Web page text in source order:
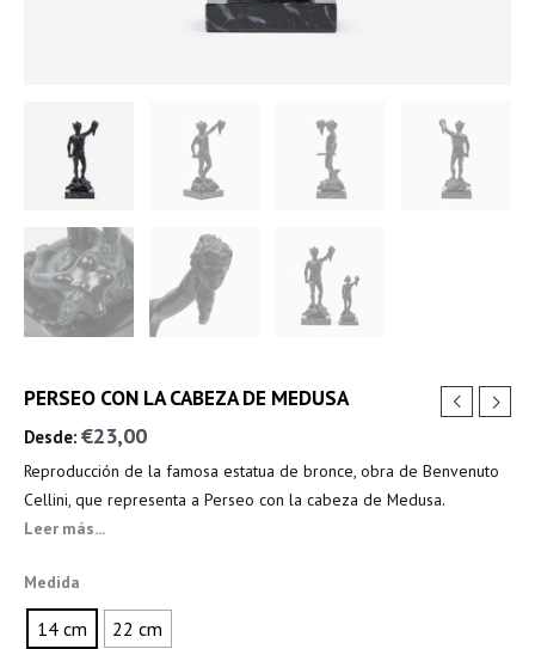
PERSEO CON LA CABEZA DE MEDUSA
Desde: €23,00
Reproducción de la famosa estatua de bronce, obra de Benvenuto
Cellini, que representa a Perseo con la cabeza de Medusa.
Fabricada en resina bronceada, con base de mármol, realizada en
La obra original se conserva bajo la Loggia dei Lanzi, parte de las
Galerías Uffizi.
Leer más...
Medida
14 cm 22 cm